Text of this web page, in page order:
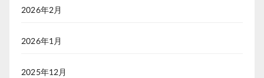
2026年2月
2026年1月
2025年12月